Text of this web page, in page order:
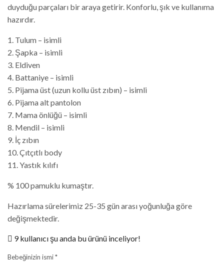
duyduğu parçaları bir araya getirir. Konforlu, şık ve kullanıma
hazırdır.
1. Tulum – isimli
2. Şapka – isimli
3. Eldiven
4. Battaniye – isimli
5. Pijama üst (uzun kollu üst zıbın) – isimli
6. Pijama alt pantolon
7. Mama önlüğü – isimli
8. Mendil – isimli
9. İç zıbın
10. Çıtçıtlı body
11. Yastık kılıfı
% 100 pamuklu kumaştır.
Hazırlama sürelerimiz 25-35 gün arası yoğunluğa göre
değişmektedir.
9 kullanıcı şu anda bu ürünü inceliyor!
Bebeğinizin ismi*